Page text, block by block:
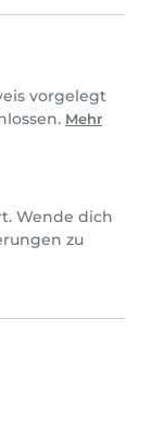
vorgelegt
Mehr
Wende dich
zu